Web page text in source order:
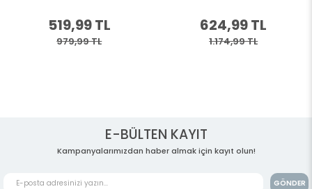
519,99 TL
979,99 TL
624,99 TL
1.174,99 TL
E-BÜLTEN KAYIT
Kampanyalarımızdan haber almak için kayıt olun!
GÖNDER